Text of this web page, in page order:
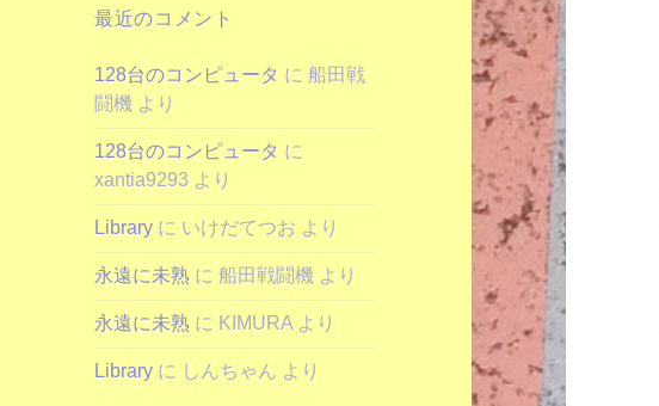
最近のコメント
128台のコンピュータ に船田戦
闘機 より
128台のコンピュータ に
xantia9293 より
Library に いけだてつお より
永遠に未熟 に船田戦闘機 より
永遠に未熟 に KIMURA より
Library に しんちゃん より